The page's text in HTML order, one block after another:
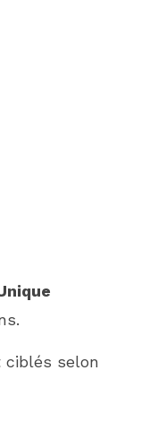
ciblés selon